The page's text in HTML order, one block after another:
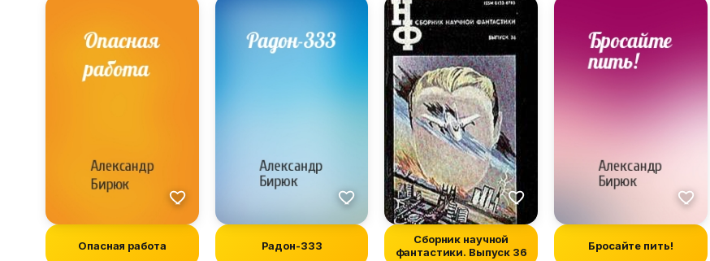
Опасная работа Радон-333
Сборник научной
фантастики. Выпуск 36
Бросайте пить!